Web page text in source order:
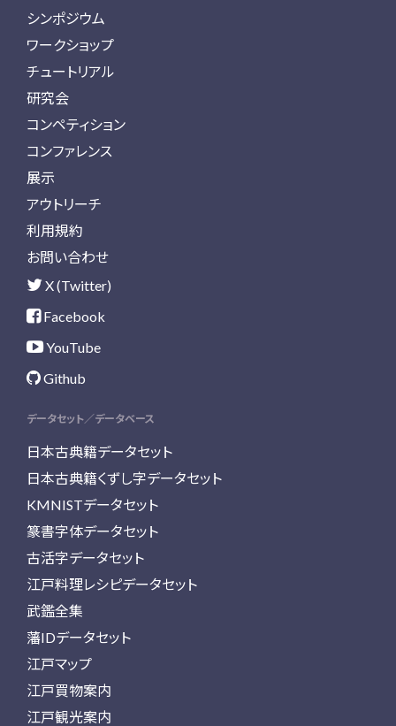
シンポジウム
ワークショップ
チュートリアル
研究会
コンペティション
コンファレンス
展示
アウトリーチ
利用規約
お問い合わせ
X (Twitter)
Facebook
YouTube
Github
データセット／データベース
日本古典籍データセット
日本古典籍くずし字データセット
KMNISTデータセット
篆書字体データセット
古活字データセット
江戸料理レシピデータセット
武鑑全集
藩IDデータセット
江戸マップ
江戸買物案内
江戸観光案内